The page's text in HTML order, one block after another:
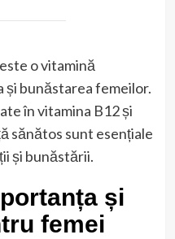
o vitamină
bunăstarea femeilor.
în vitamina B12 și
sănătos sunt esențiale
și bunăstării.
și
femei